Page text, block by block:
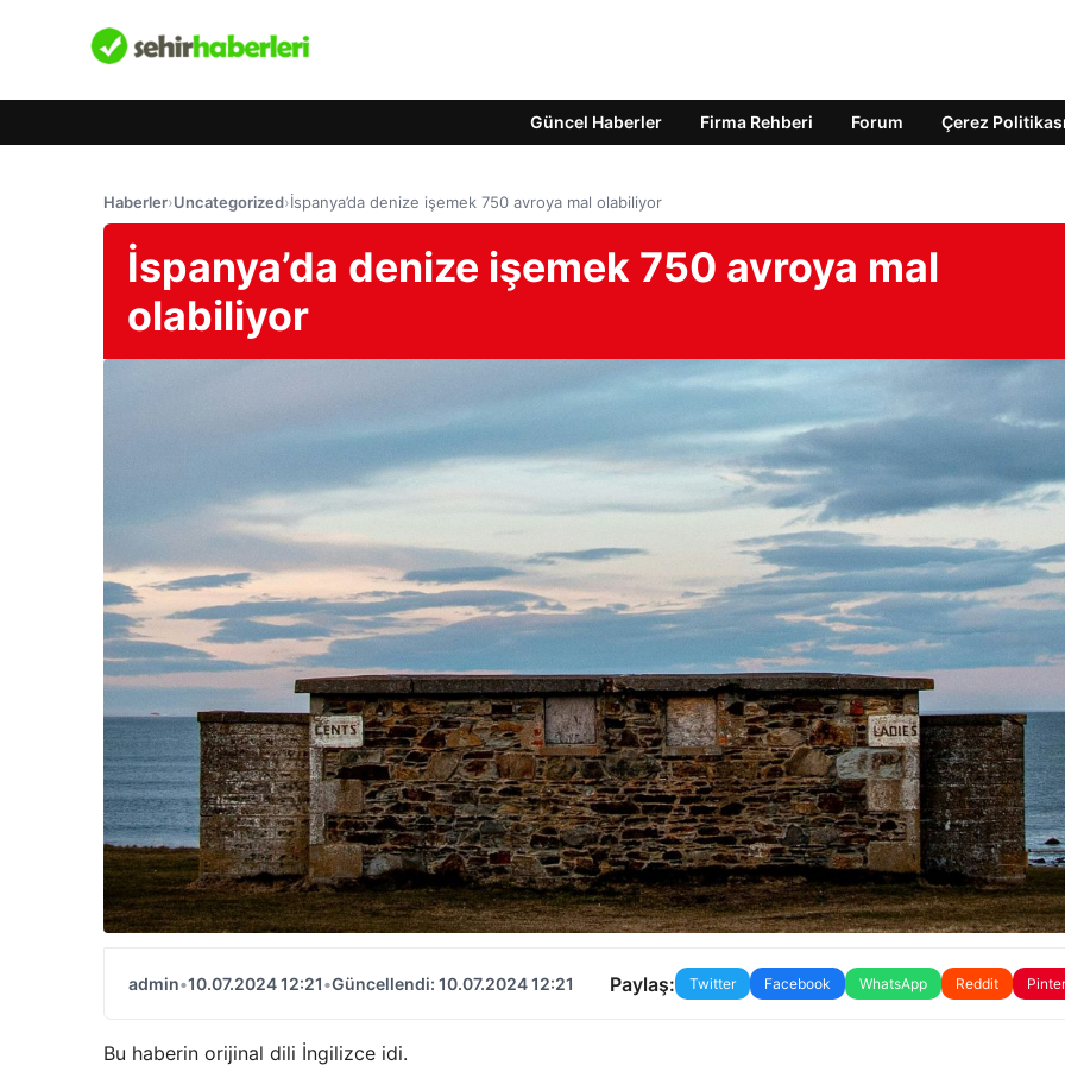
Güncel Haberler Firma Rehberi Forum Çerez Politikası
Haberler›Uncategorized›İspanya’da denize işemek 750 avroya mal olabiliyor
İspanya’da denize işemek 750 avroya mal
olabiliyor
admin•10.07.2024 12:21•Güncellendi: 10.07.2024 12:21 Paylaş: Twitter Facebook WhatsApp Reddit
Bu haberin orijinal dili İngilizce idi.